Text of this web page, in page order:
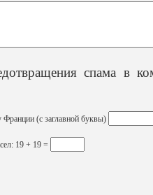
спама в
Франции (с заглавной буквы)
19 + 19 =